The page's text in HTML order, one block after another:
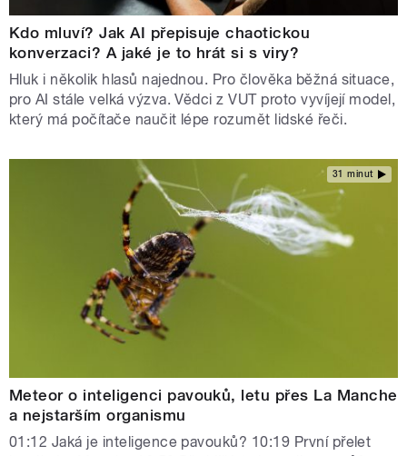
Kdo mluví? Jak AI přepisuje chaotickou
konverzaci? A jaké je to hrát si s viry?
Hluk i několik hlasů najednou. Pro člověka běžná situace,
pro AI stále velká výzva. Vědci z VUT proto vyvíjejí model,
který má počítače naučit lépe rozumět lidské řeči.
31 minut
Meteor o inteligenci pavouků, letu přes La Manche
a nejstarším organismu
01:12 Jaká je inteligence pavouků? 10:19 První přelet